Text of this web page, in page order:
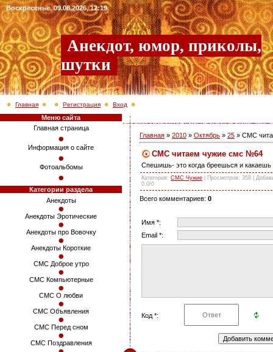
Воскресенье, 09.08.2026, 12:19
Анекдот, юмор, приколы,
шутки
Главная Регистрация Вход
Меню сайта
Главная страница
Информация о сайте
Фотоальбомы
Категории раздела
Анекдоты
Анекдоты Эротические
Анекдоты про Вовочку
Анекдоты Короткие
СМС Доброе утро
СМС Компьютерные
СМС О любви
СМС Объявления
СМС Перед сном
СМС Поздравления
Главная » 2010 » Октябрь » 25 » СМС
СМС читаем чужие смс №64
Спешишь- это когда бреешься и какаешь
Категория: СМС Чужие Просмотров: 358 |
0.0/0
Всего комментариев: 0
Имя *:
Email *:
Код *: